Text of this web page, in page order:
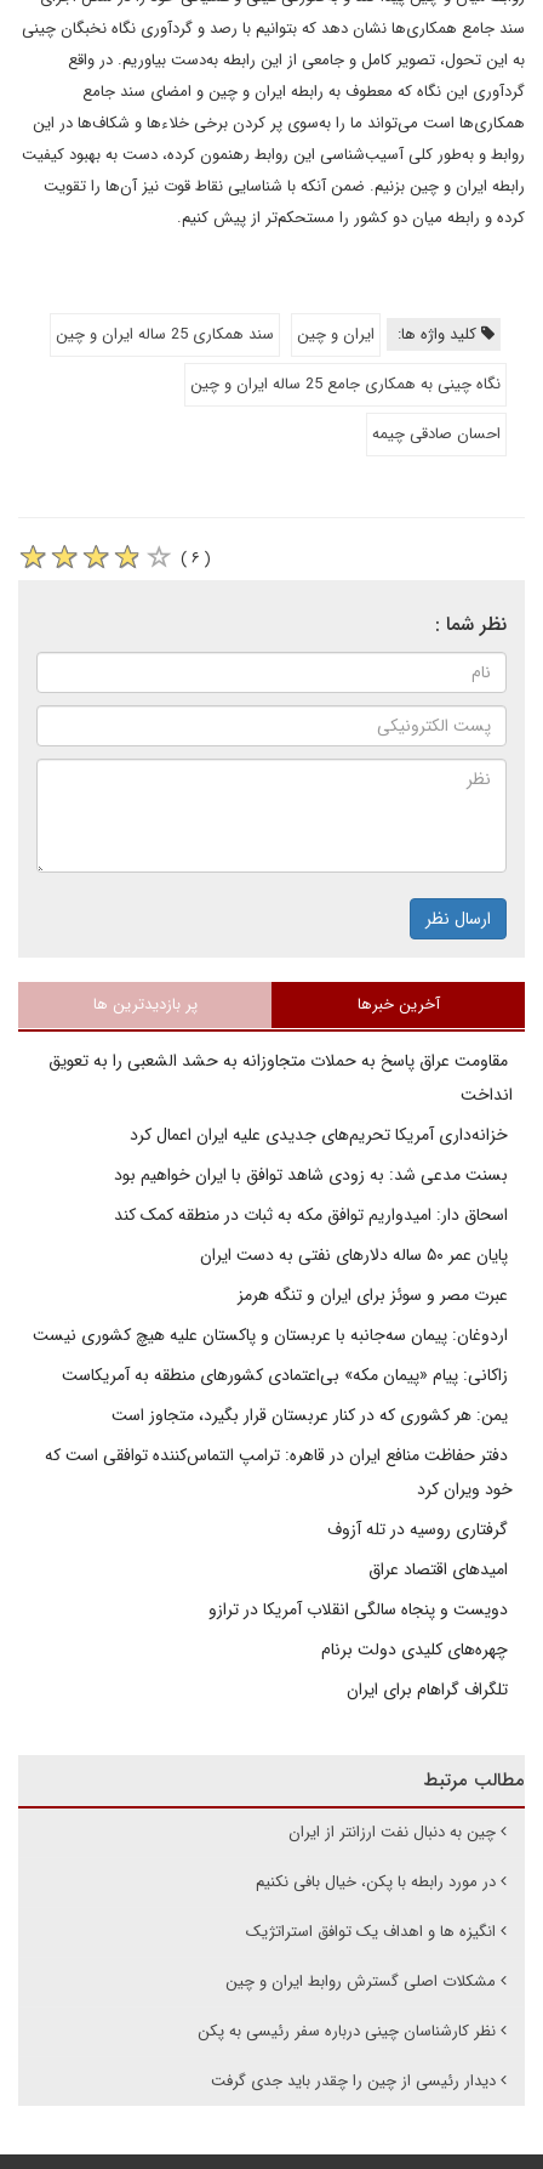
سند جامع همکاری‌ها نشان دهد که بتوانیم با رصد و گردآوری نگاه نخبگان چینی
به این تحول، تصویر کامل و جامعی از این رابطه به‌دست بیاوریم. در واقع
گردآوری این نگاه که معطوف به رابطه ایران و چین و امضای سند جامع
همکاری‌ها است می‌تواند ما را به‌سوی پر کردن برخی خلاء‌ها و شکاف‌ها در این
روابط و به‌طور کلی آسیب‌شناسی این روابط رهنمون کرده، دست به بهبود کیفیت
رابطه ایران و چین بزنیم. ضمن آنکه با شناسایی نقاط قوت نیز آن‌ها را تقویت
کرده و رابطه میان دو کشور را مستحکم‌تر از پیش کنیم.
کلید واژه ها: ایران و چین
سند همکاری 25 ساله ایران و چین
نگاه چینی به همکاری جامع 25 ساله ایران و چین
احسان صادقی چیمه
( ۶ )
نظر شما :
ارسال نظر
آخرین خبرها پر بازدیدترین ها
مقاومت عراق پاسخ به حملات متجاوزانه به حشد الشعبی را به تعویق
انداخت
خزانه‌داری آمریکا تحریم‌های جدیدی علیه ایران اعمال کرد
بسنت مدعی شد: به زودی شاهد توافق با ایران خواهیم بود
اسحاق دار: امیدواریم توافق مکه به ثبات در منطقه کمک کند
پایان عمر ۵۰ ساله دلارهای نفتی به دست ایران
عبرت مصر و سوئز برای ایران و تنگه هرمز
اردوغان: پیمان سه‌جانبه با عربستان و پاکستان علیه هیچ کشوری نیست
زاکانی: پیام «پیمان مکه» بی‌اعتمادی کشورهای منطقه به آمریکاست
یمن: هر کشوری که در کنار عربستان قرار بگیرد، متجاوز است
دفتر حفاظت منافع ایران در قاهره: ترامپ التماس‌کننده توافقی است که
خود ویران کرد
گرفتاری روسیه در تله آزوف
امیدهای اقتصاد عراق
دویست و پنجاه سالگی انقلاب آمریکا در ترازو
چهره‌های کلیدی دولت برنام
تلگراف گراهام برای ایران
مطالب مرتبط
چین به دنبال نفت ارزانتر از ایران
در مورد رابطه با پکن، خیال بافی نکنیم
انگیزه ها و اهداف یک توافق استراتژیک
مشکلات اصلی گسترش روابط ایران و چین
نظر کارشناسان چینی درباره سفر رئیسی به پکن
دیدار رئیسی از چین را چقدر باید جدی گرفت